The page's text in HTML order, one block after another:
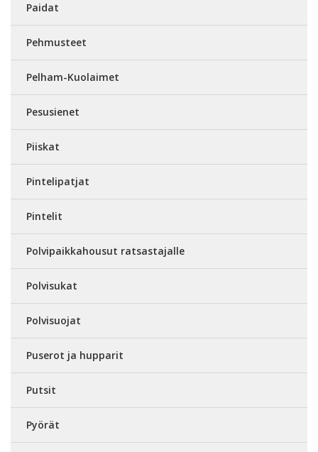
Paidat
Pehmusteet
Pelham-Kuolaimet
Pesusienet
Piiskat
Pintelipatjat
Pintelit
Polvipaikkahousut ratsastajalle
Polvisukat
Polvisuojat
Puserot ja hupparit
Putsit
Pyörät